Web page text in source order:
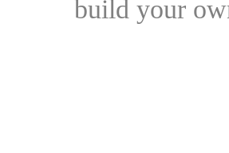
build your